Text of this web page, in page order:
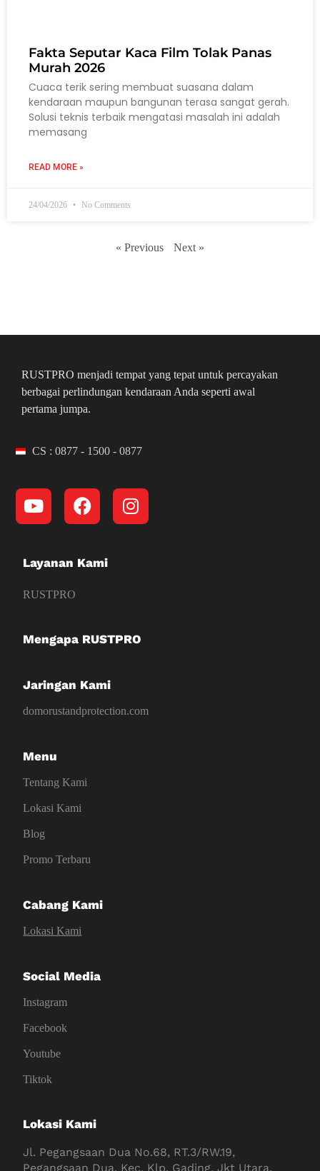
Fakta Seputar Kaca Film Tolak Panas
Murah 2026
Cuaca terik sering membuat suasana dalam
kendaraan maupun bangunan terasa sangat gerah.
Solusi teknis terbaik mengatasi masalah ini adalah
memasang
READ MORE »
24/04/2026 No Comments
« Previous Next »
RUSTPRO menjadi tempat yang tepat untuk percayakan
berbagai perlindungan kendaraan Anda seperti awal
pertama jumpa.
CS : 0877 - 1500 - 0877
Layanan Kami
RUSTPRO
Mengapa RUSTPRO
Jaringan Kami
domorustandprotection.com
Menu
Tentang Kami
Lokasi Kami
Blog
Promo Terbaru
Cabang Kami
Lokasi Kami
Social Media
Instagram
Facebook
Youtube
Tiktok
Lokasi Kami
Jl. Pegangsaan Dua No.68, RT.3/RW.19,
Pegangsaan Dua, Kec. Klp. Gading, Jkt Utara,